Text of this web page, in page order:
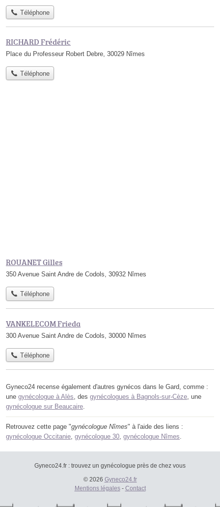
Téléphone
RICHARD Frédéric
Place du Professeur Robert Debre, 30029 Nîmes
Téléphone
ROUANET Gilles
350 Avenue Saint Andre de Codols, 30932 Nîmes
Téléphone
VANKELECOM Frieda
300 Avenue Saint Andre de Codols, 30000 Nîmes
Téléphone
Gyneco24 recense également d'autres gynécos dans le Gard, comme :
une gynécologue à Alès, des gynécologues à Bagnols-sur-Cèze, une
gynécologue sur Beaucaire.
Retrouvez cette page "gynécologue Nîmes" à l'aide des liens :
gynécologue Occitanie, gynécologue 30, gynécologue Nîmes.
Gyneco24.fr : trouvez un gynécologue près de chez vous
© 2026 Gyneco24.fr
Mentions légales- Contact